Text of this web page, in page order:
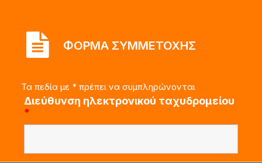
ΦΟΡΜΑ ΣΥΜΜΕΤΟΧΗΣ
Τα πεδία με * πρέπει να συμπληρώνονται
Διεύθυνση ηλεκτρονικού ταχυδρομείου
*